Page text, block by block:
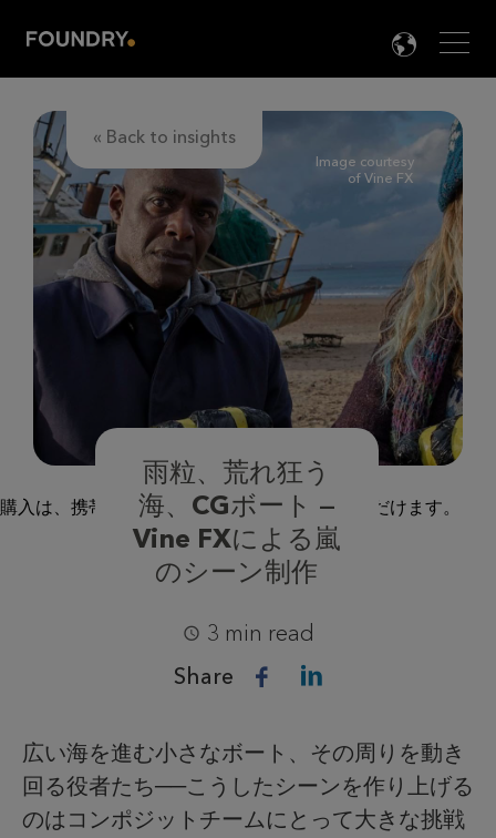

« Back to insights
Image courtesy
of Vine FX
雨粒、荒れ狂う
海、CGボート —
Vine FXによる嵐
のシーン制作
3 min read
Share
広い海を進む小さなボート、その周りを動き
回る役者たち──こうしたシーンを作り上げる
のはコンポジットチームにとって大きな挑戦